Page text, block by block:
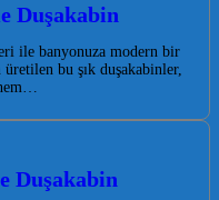
Duşakabin
ile banyonuza modern bir
bu şık duşakabinler,
Duşakabin